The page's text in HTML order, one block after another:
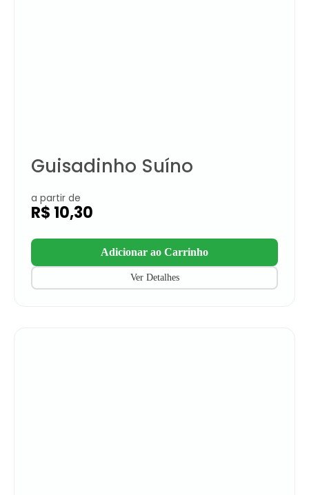
Guisadinho Suíno
a partir de
R$ 10,30
Adicionar ao Carrinho
Ver Detalhes